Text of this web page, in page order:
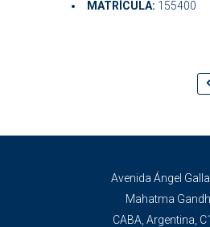
MATRÍCULA: 155400
Avenida Ángel
Mahatma
CABA, Argentina,